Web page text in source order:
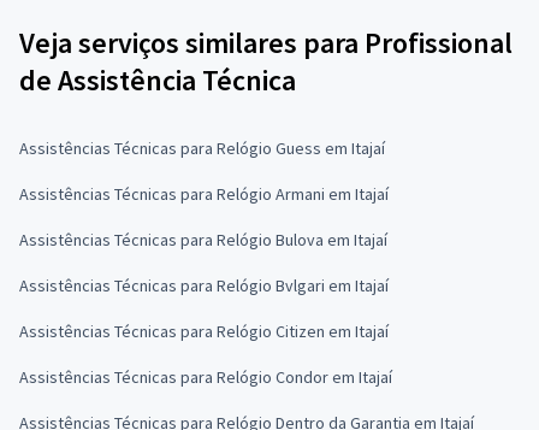
Veja serviços similares para Profissional
de Assistência Técnica
Assistências Técnicas para Relógio Guess em Itajaí
Assistências Técnicas para Relógio Armani em Itajaí
Assistências Técnicas para Relógio Bulova em Itajaí
Assistências Técnicas para Relógio Bvlgari em Itajaí
Assistências Técnicas para Relógio Citizen em Itajaí
Assistências Técnicas para Relógio Condor em Itajaí
Assistências Técnicas para Relógio Dentro da Garantia em Itajaí